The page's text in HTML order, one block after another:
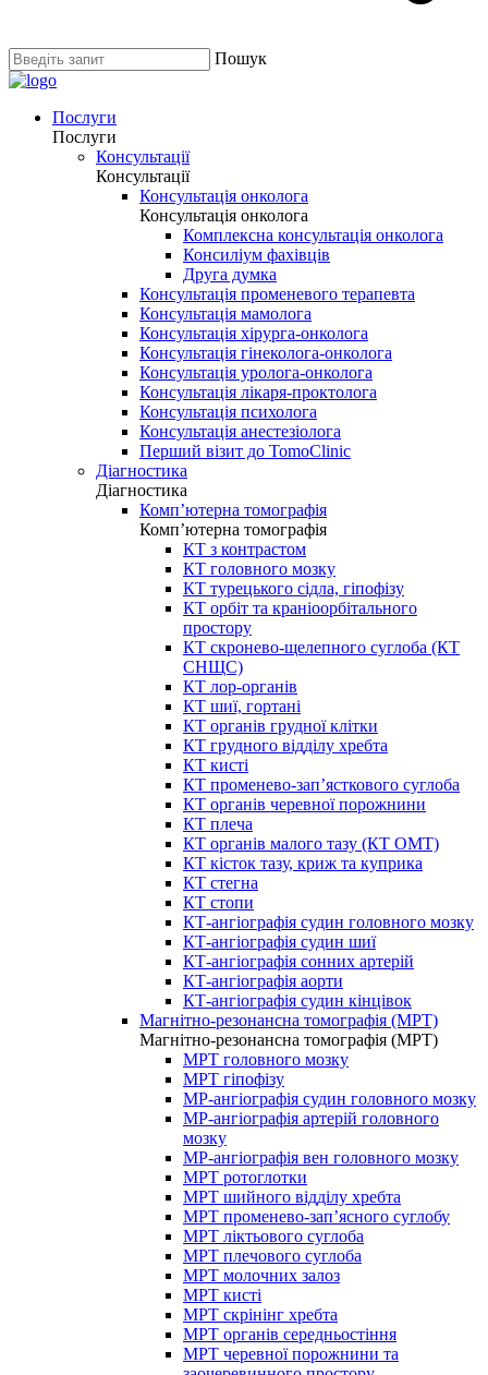
Пошук
Послуги
Послуги
Консультації
Консультації
Консультація онколога
Консультація онколога
Комплексна консультація онколога
Консиліум фахівців
Друга думка
Консультація променевого терапевта
Консультація мамолога
Консультація хірурга-онколога
Консультація гінеколога-онколога
Консультація уролога-онколога
Консультація лікаря-проктолога
Консультація психолога
Консультація анестезіолога
Перший візит до TomoClinic
Діагностика
Діагностика
Комп’ютерна томографія
Комп’ютерна томографія
КТ з контрастом
КТ головного мозку
КТ турецького сідла, гіпофізу
КТ орбіт та краніоорбітального
простору
КТ скронево-щелепного суглоба (КТ
СНЩС)
КТ лор-органів
КТ шиї, гортані
КТ органів грудної клітки
КТ грудного відділу хребта
КТ кисті
КТ променево-зап’ясткового суглоба
КТ органів черевної порожнини
КТ плеча
КТ органів малого тазу (КТ ОМТ)
КТ кісток тазу, криж та куприка
КТ стегна
КТ стопи
КТ-ангіографія судин головного мозку
КТ-ангіографія судин шиї
КТ-ангіографія сонних артерій
КТ-ангіографія аорти
КТ-ангіографія судин кінцівок
Магнітно-резонансна томографія (МРТ)
Магнітно-резонансна томографія (МРТ)
МРТ головного мозку
МРТ гіпофізу
МР-ангіографія судин головного мозку
МР-ангіографія артерій головного
мозку
МР-ангіографія вен головного мозку
МРТ ротоглотки
МРТ шийного відділу хребта
МРТ променево-зап’ясного суглобу
МРТ ліктьового суглоба
МРТ плечового суглоба
МРТ молочних залоз
МРТ кисті
МРТ скрінінг хребта
МРТ органів середньостіння
МРТ черевної порожнини та